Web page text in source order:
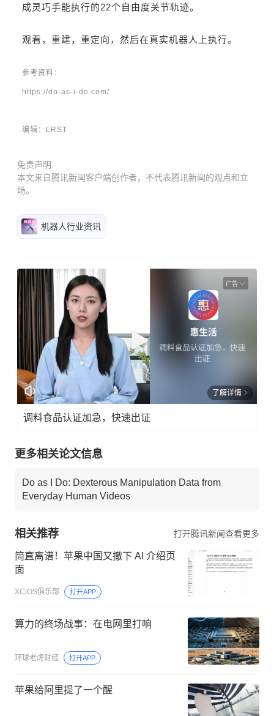
成灵巧手能执行的22个自由度关节轨迹。
观看，重建，重定向，然后在真实机器人上执行。
参考资料：
https://do-as-i-do.com/
编辑：LRST
免责声明
本文来自腾讯新闻客户端创作者，不代表腾讯新闻的观点和立
场。
机器人行业资讯
广告
了解详情
调料食品认证加急，快速出证
更多相关论文信息
Do as I Do: Dexterous Manipulation Data from
Everyday Human Videos
相关推荐 打开腾讯新闻查看更多
简直离谱！苹果中国又撤下 AI 介绍页
面
XCiOS俱乐部 打开APP
算力的终场战事：在电网里打响
环球老虎财经 打开APP
苹果给阿里提了一个醒